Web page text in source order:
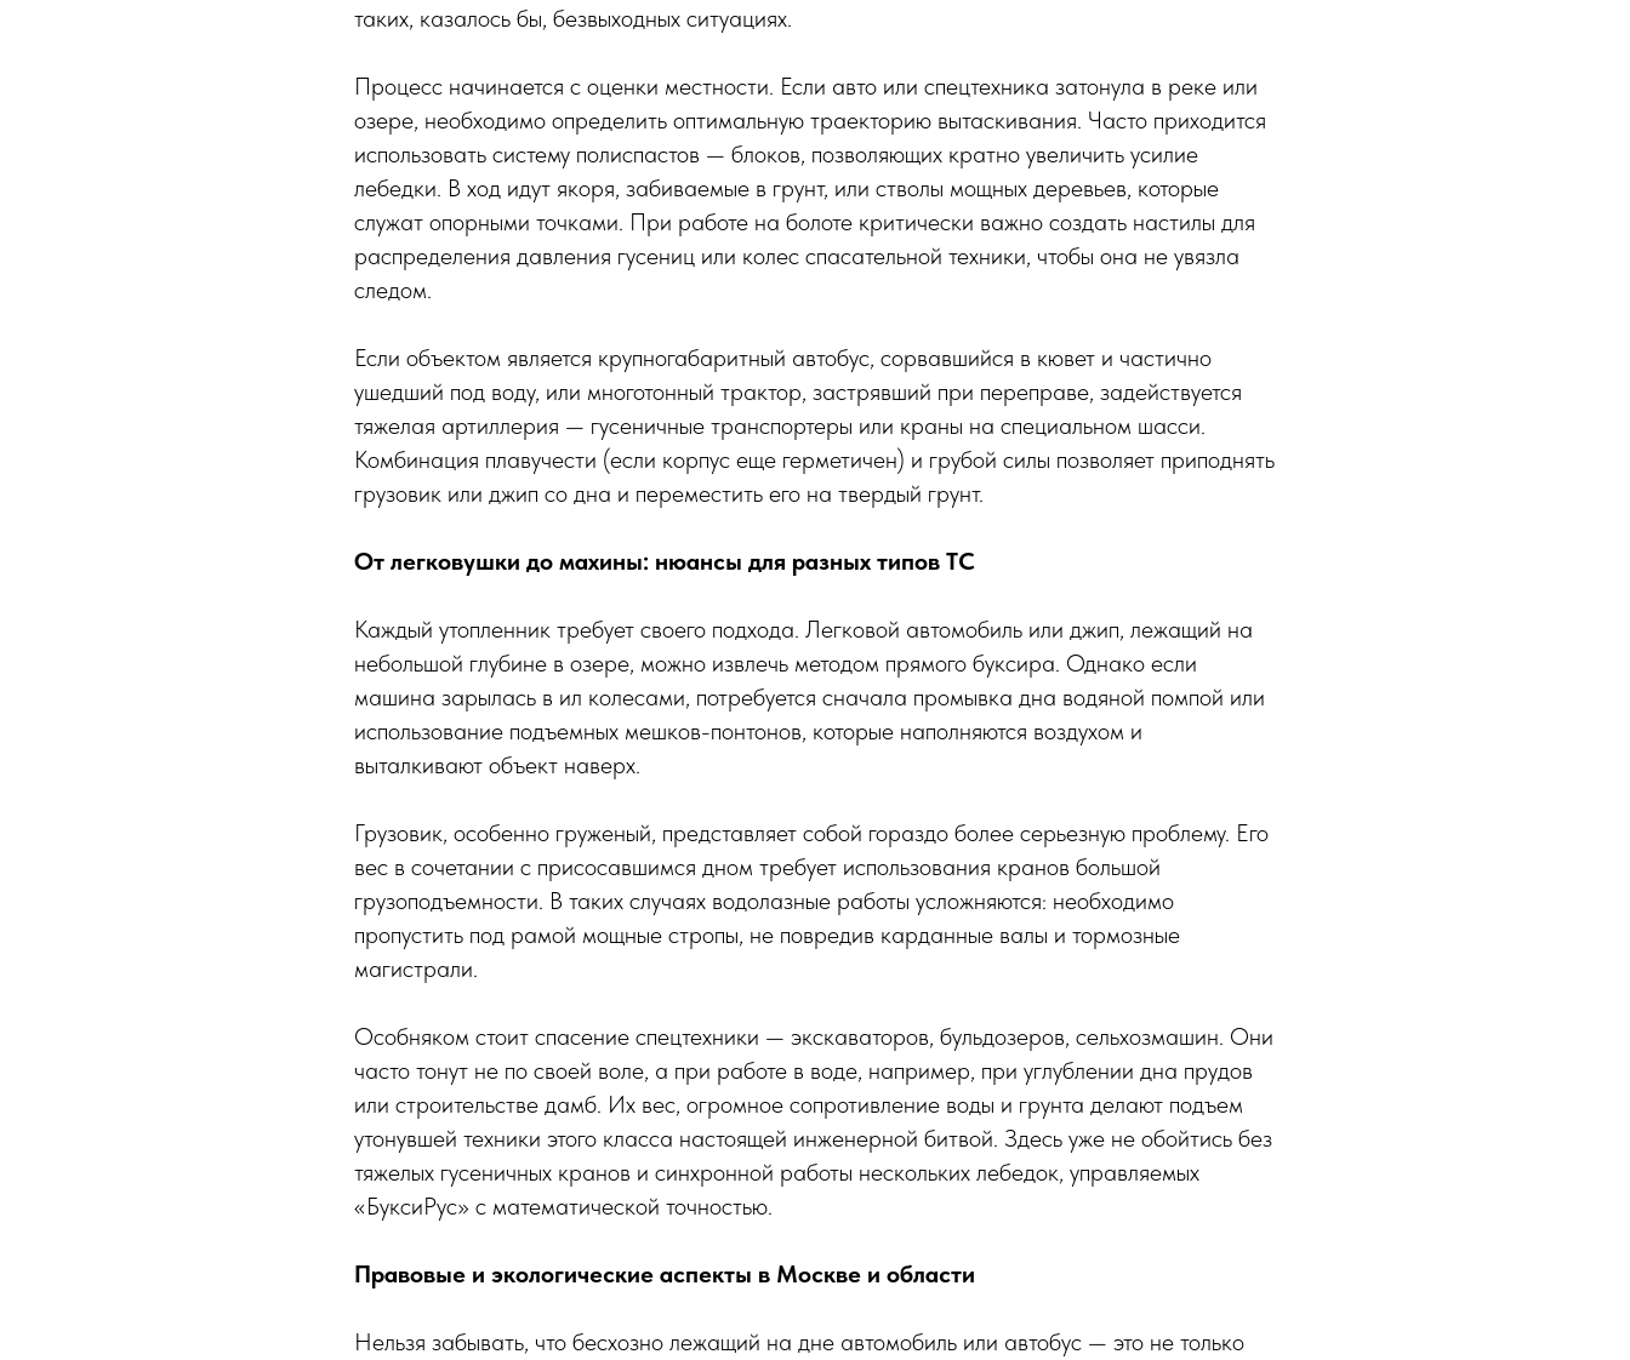
таких, казалось бы, безвыходных ситуациях.
Процесс начинается с оценки местности. Если авто или спецтехника затонула в реке или
озере, необходимо определить оптимальную траекторию вытаскивания. Часто приходится
использовать систему полиспастов — блоков, позволяющих кратно увеличить усилие
лебедки. В ход идут якоря, забиваемые в грунт, или стволы мощных деревьев, которые
служат опорными точками. При работе на болоте критически важно создать настилы для
распределения давления гусениц или колес спасательной техники, чтобы она не увязла
следом.
Если объектом является крупногабаритный автобус, сорвавшийся в кювет и частично
ушедший под воду, или многотонный трактор, застрявший при переправе, задействуется
тяжелая артиллерия — гусеничные транспортеры или краны на специальном шасси.
Комбинация плавучести (если корпус еще герметичен) и грубой силы позволяет приподнять
грузовик или джип со дна и переместить его на твердый грунт.
От легковушки до махины: нюансы для разных типов ТС
Каждый утопленник требует своего подхода. Легковой автомобиль или джип, лежащий на
небольшой глубине в озере, можно извлечь методом прямого буксира. Однако если
машина зарылась в ил колесами, потребуется сначала промывка дна водяной помпой или
использование подъемных мешков-понтонов, которые наполняются воздухом и
выталкивают объект наверх.
Грузовик, особенно груженый, представляет собой гораздо более серьезную проблему. Его
вес в сочетании с присосавшимся дном требует использования кранов большой
грузоподъемности. В таких случаях водолазные работы усложняются: необходимо
пропустить под рамой мощные стропы, не повредив карданные валы и тормозные
магистрали.
Особняком стоит спасение спецтехники — экскаваторов, бульдозеров, сельхозмашин. Они
часто тонут не по своей воле, а при работе в воде, например, при углублении дна прудов
или строительстве дамб. Их вес, огромное сопротивление воды и грунта делают подъем
утонувшей техники этого класса настоящей инженерной битвой. Здесь уже не обойтись без
тяжелых гусеничных кранов и синхронной работы нескольких лебедок, управляемых
«БуксиРус» с математической точностью.
Правовые и экологические аспекты в Москве и области
Нельзя забывать, что бесхозно лежащий на дне автомобиль или автобус — это не только